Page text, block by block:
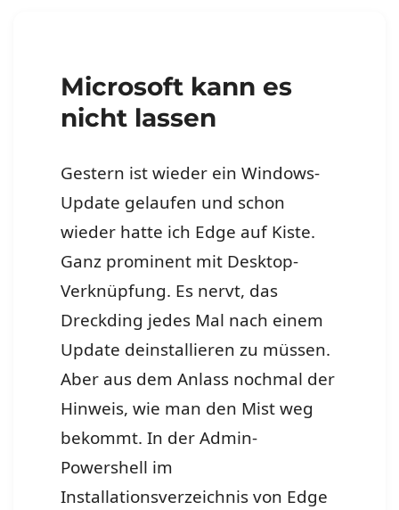
Microsoft kann es
nicht lassen
Gestern ist wieder ein Windows-
Update gelaufen und schon
wieder hatte ich Edge auf Kiste.
Ganz prominent mit Desktop-
Verknüpfung. Es nervt, das
Dreckding jedes Mal nach einem
Update deinstallieren zu müssen.
Aber aus dem Anlass nochmal der
Hinweis, wie man den Mist weg
bekommt. In der Admin-
Powershell im
Installationsverzeichnis von Edge